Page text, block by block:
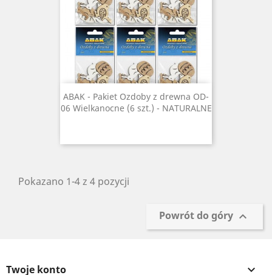
ABAK - Pakiet Ozdoby z drewna OD-
06 Wielkanocne (6 szt.) - NATURALNE
Pokazano 1-4 z 4 pozycji
Powrót do góry 
Twoje konto 